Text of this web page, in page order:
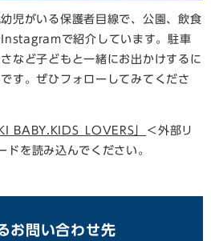
児がいる保護者目線で、公園、飲食
で紹介しています。駐車
など子どもと一緒にお出かけするに
す。ぜひフォローしてみてくださ
BABY.KIDS_LOVERS」
＜外部リ
ドを読み込んでください。
お問い合わせ先